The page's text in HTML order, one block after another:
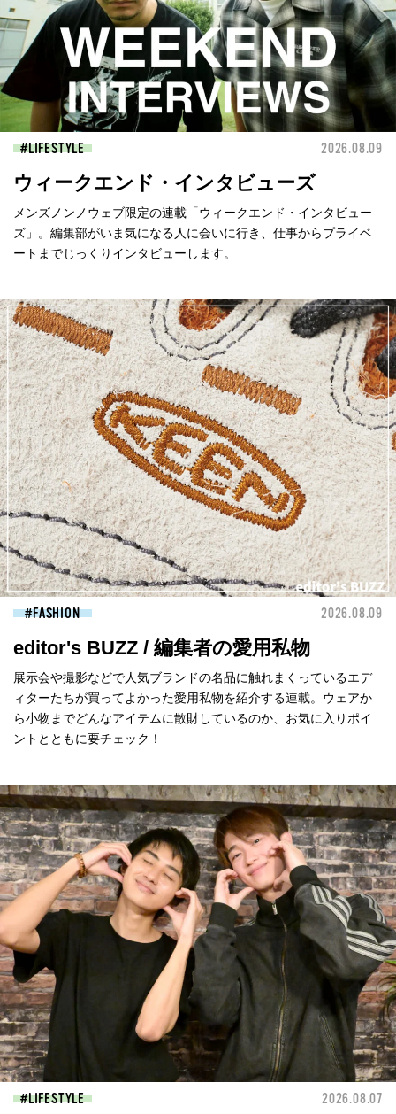
LIFESTYLE 2026.08.09
ウィークエンド・インタビューズ
メンズノンノウェブ限定の連載「ウィークエンド・インタビュー
ズ」。編集部がいま気になる人に会いに行き、仕事からプライベ
ートまでじっくりインタビューします。
FASHION 2026.08.09
editor's BUZZ / 編集者の愛用私物
展示会や撮影などで人気ブランドの名品に触れまくっているエデ
ィターたちが買ってよかった愛用私物を紹介する連載。ウェアか
ら小物までどんなアイテムに散財しているのか、お気に入りポイ
ントとともに要チェック！
LIFESTYLE 2026.08.07